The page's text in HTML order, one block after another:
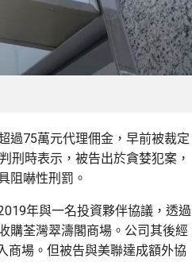
過75萬元代理佣金，早前被裁定
刑時表示，被告出於貪婪犯案，
阻嚇性刑罰。
年與一名投資夥伴協議，透過
購荃灣翠濤閣商場。公司其後經
商場。但被告與美聯達成額外協